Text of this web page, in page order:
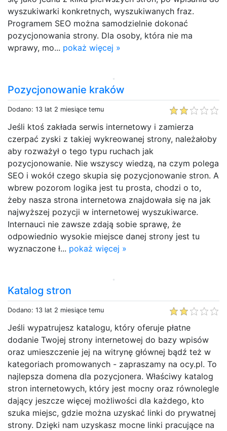
wyszukiwarki konkretnych, wyszukiwanych fraz.
Programem SEO można samodzielnie dokonać
pozycjonowania strony. Dla osoby, która nie ma
wprawy, mo... pokaż więcej »
Pozycjonowanie kraków
Dodano: 13 lat 2 miesiące temu
Jeśli ktoś zakłada serwis internetowy i zamierza
czerpać zyski z takiej wykreowanej strony, należałoby
aby rozważył o tego typu ruchach jak
pozycjonowanie. Nie wszyscy wiedzą, na czym polega
SEO i wokół czego skupia się pozycjonowanie stron. A
wbrew pozorom logika jest tu prosta, chodzi o to,
żeby nasza strona internetowa znajdowała się na jak
najwyższej pozycji w internetowej wyszukiwarce.
Internauci nie zawsze zdają sobie sprawę, że
odpowiednio wysokie miejsce danej strony jest tu
wyznaczone ł... pokaż więcej »
Katalog stron
Dodano: 13 lat 2 miesiące temu
Jeśli wypatrujesz katalogu, który oferuje płatne
dodanie Twojej strony internetowej do bazy wpisów
oraz umieszczenie jej na witrynę głównej bądź też w
kategoriach promowanych - zapraszamy na ocy.pl. To
najlepsza domena dla pozycjonera. Właściwy katalog
stron internetowych, który jest mocny oraz równolegle
dający jeszcze więcej możliwości dla każdego, kto
szuka miejsc, gdzie można uzyskać linki do prywatnej
strony. Dzięki nam uzyskasz mocne linki pracujące na